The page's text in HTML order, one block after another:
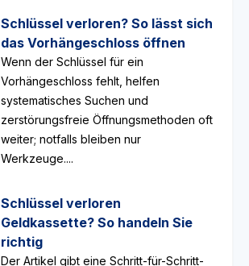
Schlüssel verloren? So lässt sich
das Vorhängeschloss öffnen
Wenn der Schlüssel für ein
Vorhängeschloss fehlt, helfen
systematisches Suchen und
zerstörungsfreie Öffnungsmethoden oft
weiter; notfalls bleiben nur
Werkzeuge....
Schlüssel verloren
Geldkassette? So handeln Sie
richtig
Der Artikel gibt eine Schritt-für-Schritt-